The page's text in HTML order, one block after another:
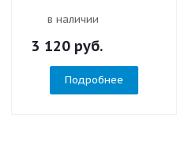
в наличии
3 120 руб.
Подробнее